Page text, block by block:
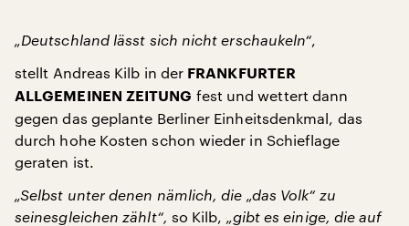
„Deutschland lässt sich nicht erschaukeln“,
stellt Andreas Kilb in der FRANKFURTER
ALLGEMEINEN ZEITUNG fest und wettert dann
gegen das geplante Berliner Einheitsdenkmal, das
durch hohe Kosten schon wieder in Schieflage
geraten ist.
„Selbst unter denen nämlich, die „das Volk“ zu
seinesgleichen zählt“, so Kilb, „gibt es einige, die auf